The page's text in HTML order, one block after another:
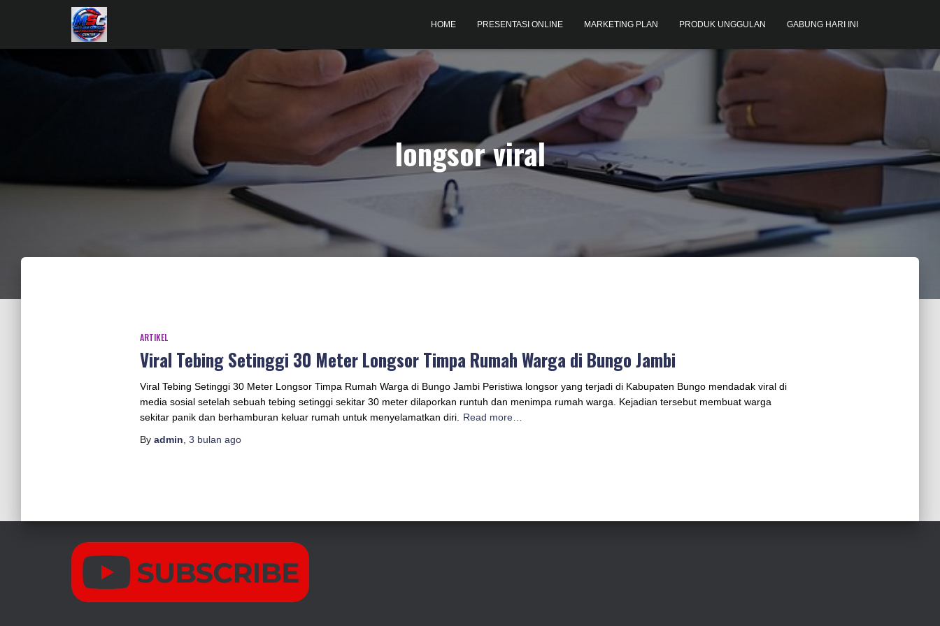
HOME PRESENTASI ONLINE MARKETING PLAN PRODUK UNGGULAN GABUNG HARI INI
longsor viral
ARTIKEL
Viral Tebing Setinggi 30 Meter Longsor Timpa Rumah Warga di Bungo Jambi
Viral Tebing Setinggi 30 Meter Longsor Timpa Rumah Warga di Bungo Jambi Peristiwa longsor yang terjadi di Kabupaten Bungo mendadak viral di
media sosial setelah sebuah tebing setinggi sekitar 30 meter dilaporkan runtuh dan menimpa rumah warga. Kejadian tersebut membuat warga
sekitar panik dan berhamburan keluar rumah untuk menyelamatkan diri.
Read more…
By admin 3 bulan ago